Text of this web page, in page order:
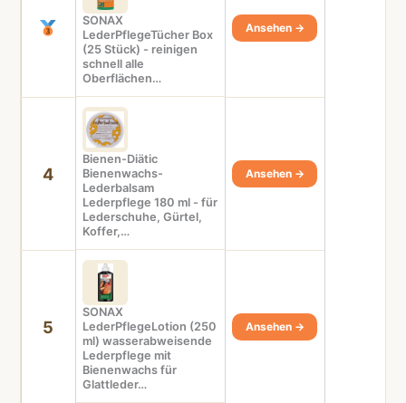
SONAX
LederPflegeTücher Box
(25 Stück) - reinigen
schnell alle
Oberflächen…
Ansehen →
4
Bienen-Diätic
Bienenwachs-
Lederbalsam
Lederpflege 180 ml - für
Lederschuhe, Gürtel,
Koffer,…
Ansehen →
5
SONAX
LederPflegeLotion (250
ml) wasserabweisende
Lederpflege mit
Bienenwachs für
Glattleder…
Ansehen →